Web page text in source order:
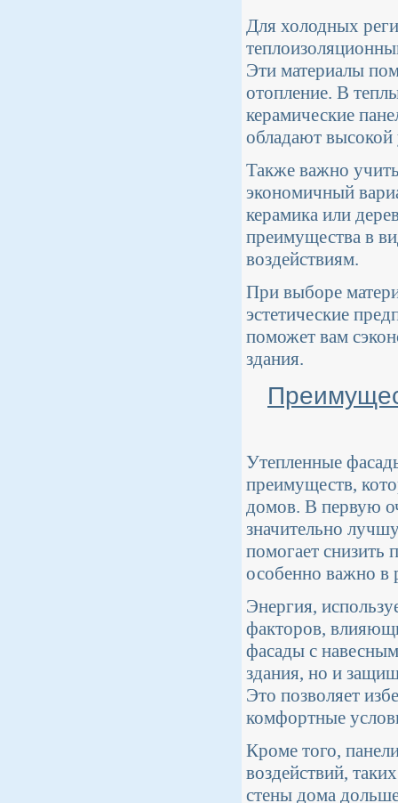
Для холодных
Эти материалы
отопление. В
керамические
обладают
Также важно
экономичный
керамика или
преимущества в
воздействиям.
При выборе
эстетические
поможет вам
здания.
Утепленные
преимуществ,
домов. В первую
значительно
помогает снизить
особенно важно в
Энергия,
факторов,
фасады с
здания, но и
Это позволяет
комфортные
Кроме того,
воздействий,
стены дома